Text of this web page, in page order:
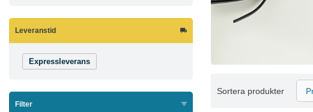
Leveranstid
Expressleverans
Filter
Sortera produkter